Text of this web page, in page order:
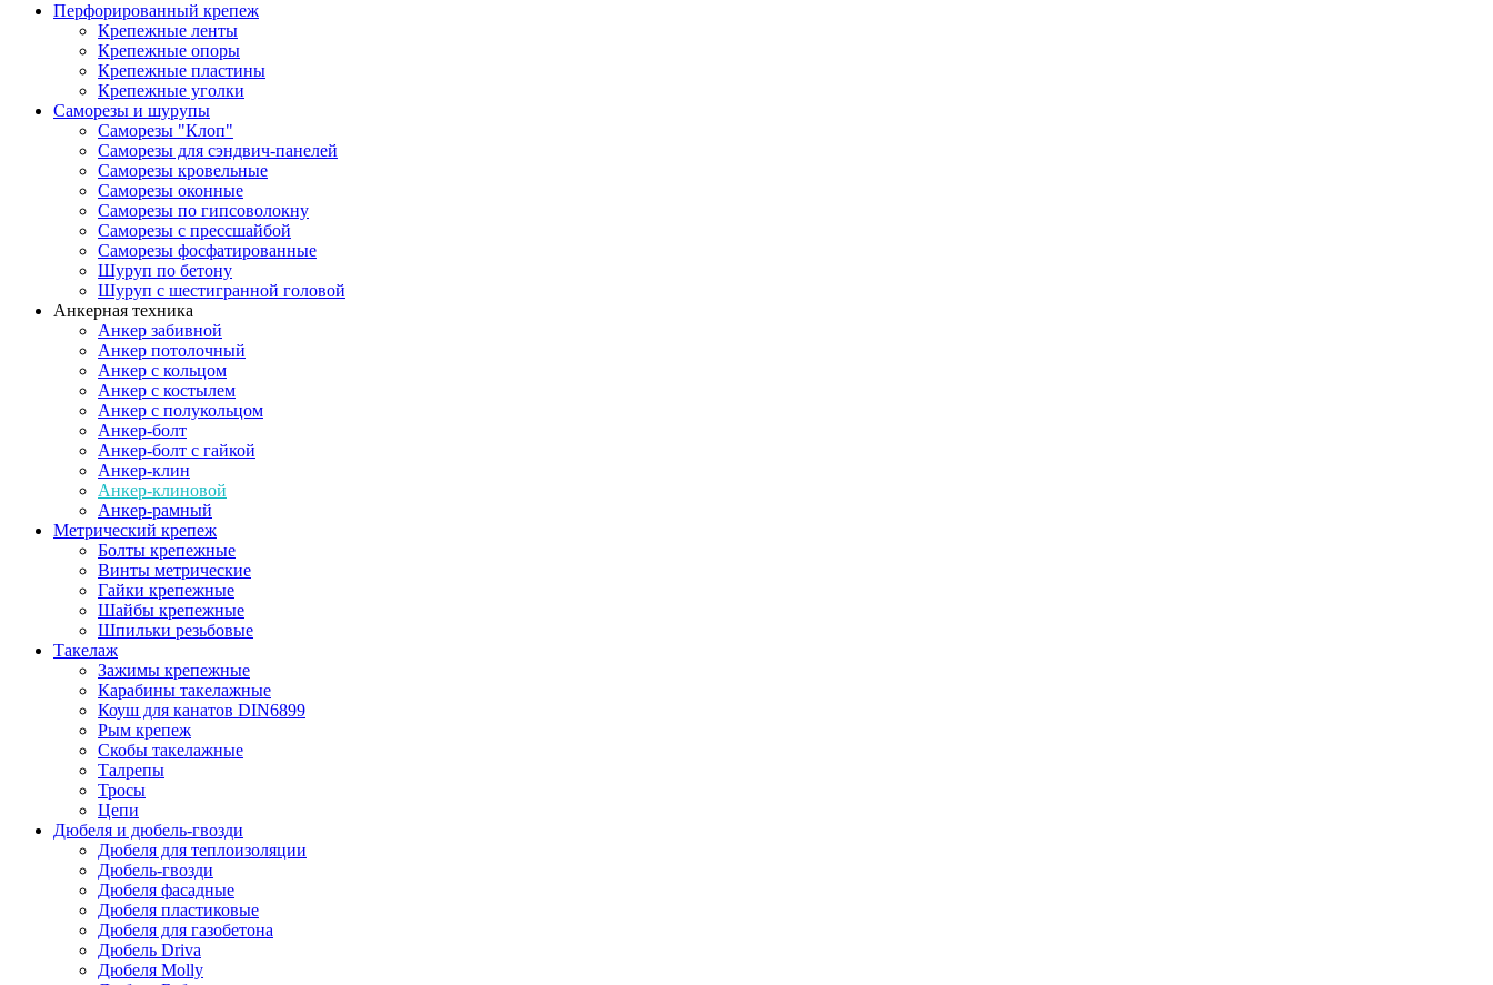
Перфорированный крепеж
Крепежные ленты
Крепежные опоры
Крепежные пластины
Крепежные уголки
Саморезы и шурупы
Саморезы "Клоп"
Саморезы для сэндвич-панелей
Саморезы кровельные
Саморезы оконные
Саморезы по гипсоволокну
Саморезы с прессшайбой
Саморезы фосфатированные
Шуруп по бетону
Шуруп с шестигранной головой
Анкерная техника
Анкер забивной
Анкер потолочный
Анкер с кольцом
Анкер с костылем
Анкер с полукольцом
Анкер-болт
Анкер-болт с гайкой
Анкер-клин
Анкер-клиновой
Анкер-рамный
Метрический крепеж
Болты крепежные
Винты метрические
Гайки крепежные
Шайбы крепежные
Шпильки резьбовые
Такелаж
Зажимы крепежные
Карабины такелажные
Коуш для канатов DIN6899
Рым крепеж
Скобы такелажные
Талрепы
Тросы
Цепи
Дюбеля и дюбель-гвозди
Дюбеля для теплоизоляции
Дюбель-гвозди
Дюбеля фасадные
Дюбеля пластиковые
Дюбеля для газобетона
Дюбель Driva
Дюбеля Molly